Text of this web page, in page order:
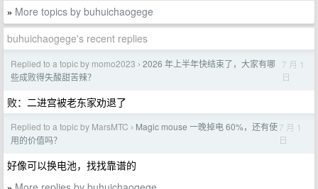
» More topics by buhuichaogege
buhuichaogege's recent replies
Replied to a topic by momo2023 › 2026 年上半年快结束了，大家有哪
些成败得失酸甜苦辣？
7 月 1
日
败：二进宫被老东家劝退了
Replied to a topic by MarsMTC › Magic mouse 一晚掉电 60%，还有使
用的价值吗？
7 月 1
日
好像可以换电池，找找靠谱的